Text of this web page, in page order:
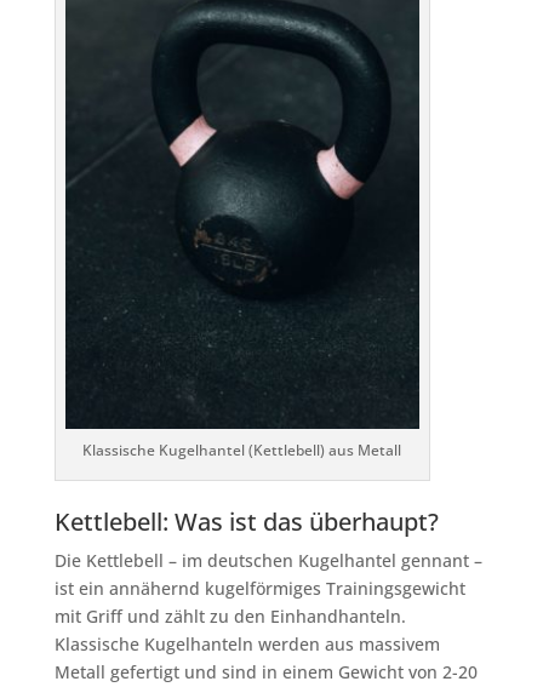
Klassische Kugelhantel (Kettlebell) aus Metall
Kettlebell: Was ist das überhaupt?
Die Kettlebell – im deutschen Kugelhantel gennant –
ist ein annähernd kugelförmiges Trainingsgewicht
mit Griff und zählt zu den Einhandhanteln.
Klassische Kugelhanteln werden aus massivem
Metall gefertigt und sind in einem Gewicht von 2-20